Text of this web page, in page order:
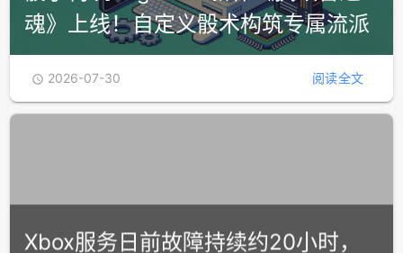
骰子构筑Roguelike新作《执政官之
2026-07-30 阅读全文